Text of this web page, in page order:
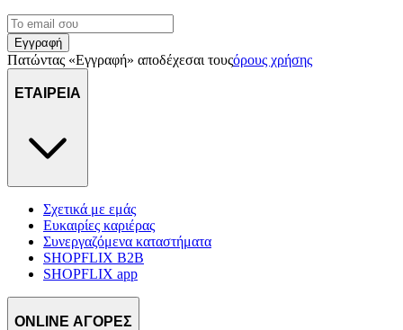
Εγγραφή
Πατώντας «Εγγραφή» αποδέχεσαι τουςόρους χρήσης
ΕΤΑΙΡΕΙΑ
Σχετικά με εμάς
Ευκαιρίες καριέρας
Συνεργαζόμενα καταστήματα
SHOPFLIX B2B
SHOPFLIX app
ONLINE ΑΓΟΡΕΣ